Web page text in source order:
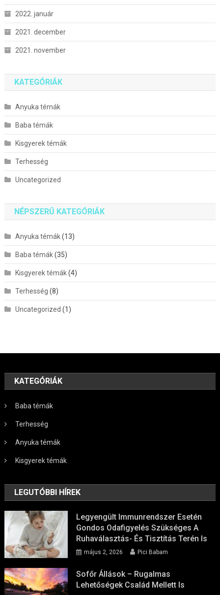
2022. január
2021. december
2021. november
KATEGÓRIÁK
Anyuka témák
Baba témák
Kisgyerek témák
Terhesség
Uncategorized
NÉPSZERŰ KATEGÓRIÁK
Anyuka témák(13)
Baba témák(35)
Kisgyerek témák(4)
Terhesség (8)
Uncategorized (1)
KATEGÓRIÁK
Baba témák
Terhesség
Anyuka témák
Kisgyerek témák
LEGUTÓBBI HÍREK
Legyengült Immunrendszer Esetén
Gondos Odafigyelés Szükséges A
Ruhaválasztás- És Tisztítás Terén Is
május 2, 2026 Pici Babam
Sofőr Állások – Rugalmas
Lehetőségek Család Mellett Is